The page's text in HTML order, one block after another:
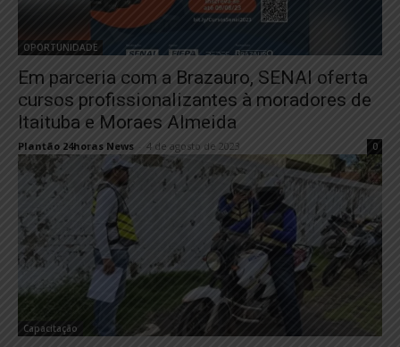
OPORTUNIDADE
Em parceria com a Brazauro, SENAI oferta
cursos profissionalizantes à moradores de
Itaituba e Moraes Almeida
Plantão 24horas News 4 de agosto de 2023 0
Capacitação